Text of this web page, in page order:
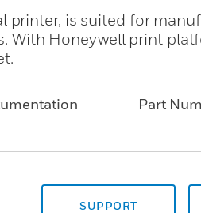
printer, is suited for
With Honeywell print
Part
SUPPORT